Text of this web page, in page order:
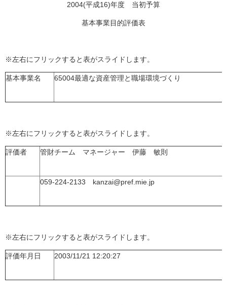
2004(平成16)年度 当初予算
基本事業目的評価表
※左右にフリックすると表がスライドします。
基本事業名 65004最適な資産管理と職場環境づくり
※左右にフリックすると表がスライドします。
評価者 管財チーム マネージャー 伊藤 敏則
059-224-2133 kanzai@pref.mie.jp
※左右にフリックすると表がスライドします。
評価年月日 2003/11/21 12:20:27